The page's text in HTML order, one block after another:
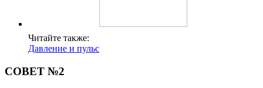
Читайте также:
Давление и пульс
СОВЕТ №2